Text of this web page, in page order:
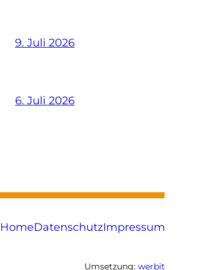
9. Juli 2026
6. Juli 2026
HomeDatenschutzImpressum
Umsetzung: werbit